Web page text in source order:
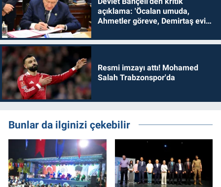
açıklama: 'Öcalan umuda,
Ahmetler göreve, Demirtaş evine
Resmi imzayı attı! Mohamed
Salah Trabzonspor'da
Bunlar da ilginizi çekebilir